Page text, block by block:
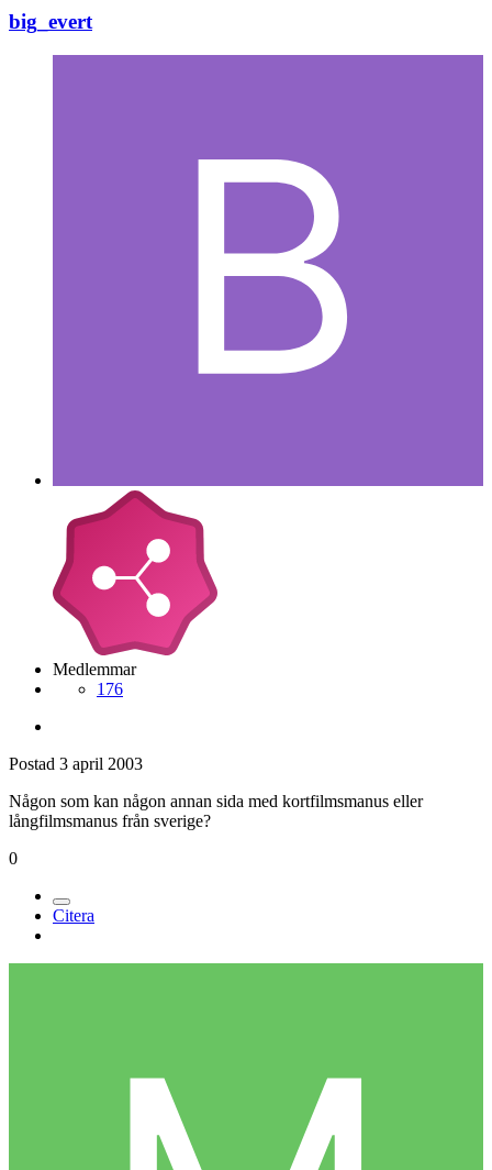
big_evert
Medlemmar
176
Postad 3 april 2003
Någon som kan någon annan sida med kortfilmsmanus eller
långfilmsmanus från sverige?
0
Citera